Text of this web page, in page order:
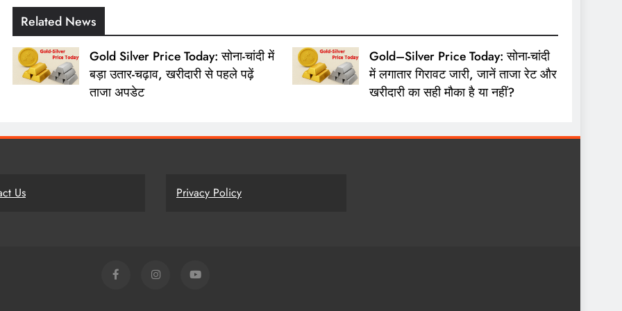
Related News
Gold Silver Price Today: सोना-चांदी में
बड़ा उतार-चढ़ाव, खरीदारी से पहले पढ़ें
ताजा अपडेट
Gold–Silver Price Today: सोना-चांदी
में लगातार गिरावट जारी, जानें ताजा रेट और
खरीदारी का सही मौका है या नहीं?
Us Privacy Policy